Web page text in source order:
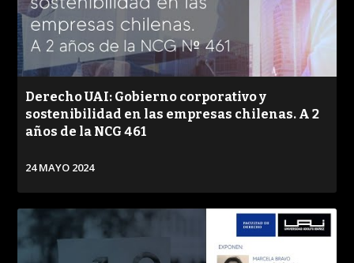
Derecho UAI: Gobierno corporativo y
sostenibilidad en las empresas chilenas. A 2
años de la NCG 461
24 MAYO 2024
VER